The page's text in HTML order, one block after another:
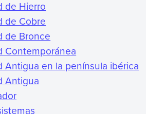
de Hierro
de Cobre
de Bronce
Contemporánea
Antigua en la península ibérica
Antigua